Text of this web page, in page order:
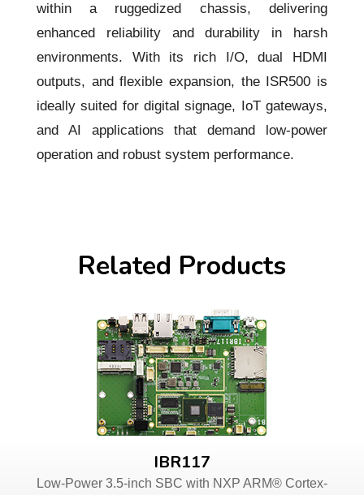
within a ruggedized chassis, delivering
enhanced reliability and durability in harsh
environments. With its rich I/O, dual HDMI
outputs, and flexible expansion, the ISR500 is
ideally suited for digital signage, IoT gateways,
and AI applications that demand low-power
operation and robust system performance.
Related Products
IBR117
Low-Power 3.5-inch SBC with NXP ARM® Cortex-